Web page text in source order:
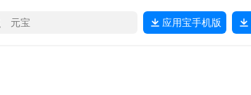
应用宝手机版